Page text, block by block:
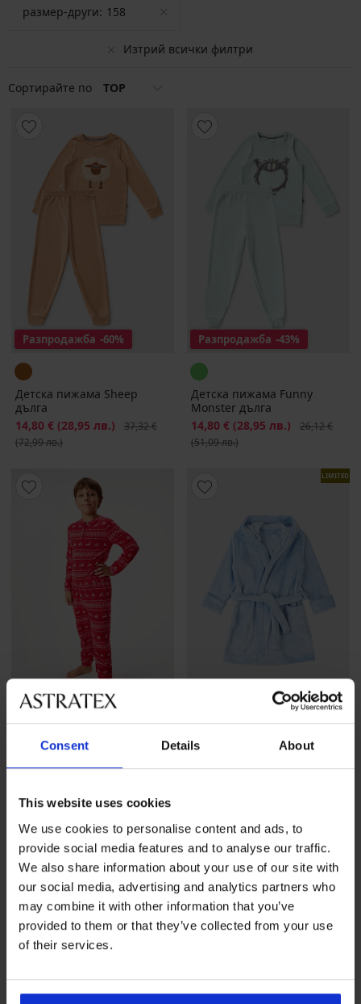
Consent Details About
This website uses cookies
We use cookies to personalise content and ads, to
provide social media features and to analyse our traffic.
We also share information about your use of our site with
our social media, advertising and analytics partners who
may combine it with other information that you’ve
provided to them or that they’ve collected from your use
of their services.
Изтрий всички филтри
размер-други: 158
Сортирайте по TOP
Разпродажба -60%
Детска пижама Sheep
дълга
Намаление
14,80 € (28,95 лв.) Първоначална цена
37,32 €
(72,99 лв.)
Разпродажба -43%
Детска пижама Funny
Monster дълга
Намаление
14,80 € (28,95 лв.)
26,12 €
(51,09 лв.)
Разпродажба -70%
Детска топлеща пижама
Nordic дълга
(80,99 лв.)
LIMITED
-70%
Халат за момчета Blue с
качулка
LIMITED